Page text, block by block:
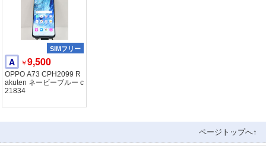
SIMフリー
A ￥9,500
OPPO A73 CPH2099 R
akuten ネービーブルー c
21834
ページトップへ↑